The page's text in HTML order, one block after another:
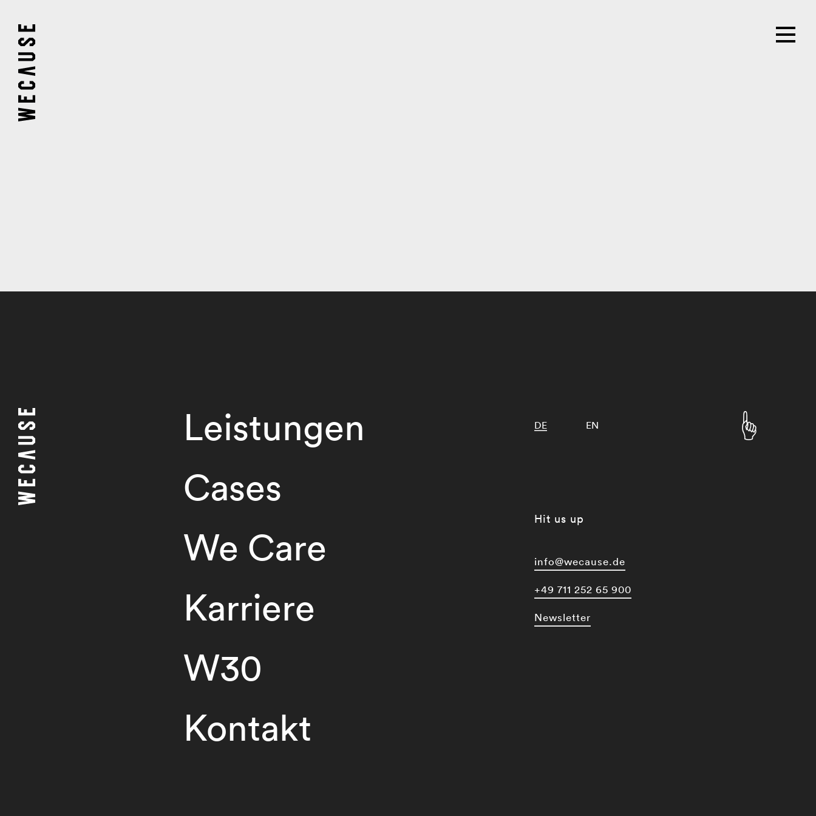
Leistungen
Cases
We Care
Karriere
W30
Kontakt
DE EN
Hit us up
info@wecause.de
+49 711 252 65 900
Newsletter